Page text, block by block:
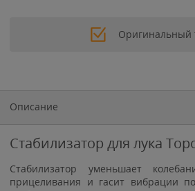
Оригинальный
Описание
Стабилизатор для лука
Стабилизатор уменьшает
прицеливания и гасит вибрации